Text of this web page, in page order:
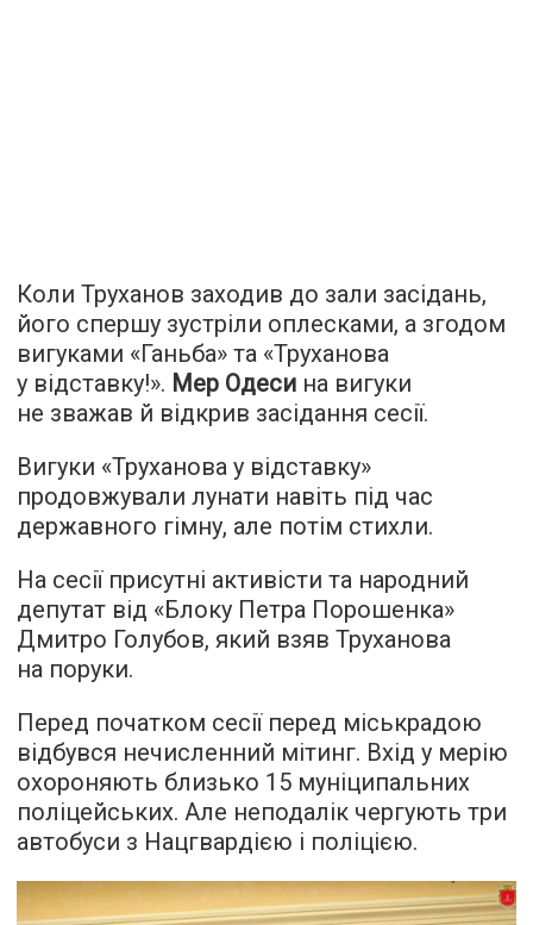
Коли Труханов заходив до зали засідань,
його спершу зустріли оплесками, а згодом
вигуками «Ганьба» та «Труханова
у відставку!». Мер Одеси на вигуки
не зважав й відкрив засідання сесії.
Вигуки «Труханова у відставку»
продовжували лунати навіть під час
державного гімну, але потім стихли.
На сесії присутні активісти та народний
депутат від «Блоку Петра Порошенка»
Дмитро Голубов, який взяв Труханова
на поруки.
Перед початком сесії перед міськрадою
відбувся нечисленний мітинг. Вхід у мерію
охороняють близько 15 муніципальних
поліцейських. Але неподалік чергують три
автобуси з Нацгвардією і поліцією.